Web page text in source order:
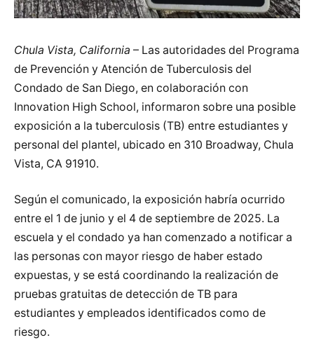
Chula Vista, California – Las autoridades del Programa
de Prevención y Atención de Tuberculosis del
Condado de San Diego, en colaboración con
Innovation High School, informaron sobre una posible
exposición a la tuberculosis (TB) entre estudiantes y
personal del plantel, ubicado en 310 Broadway, Chula
Vista, CA 91910.
Según el comunicado, la exposición habría ocurrido
entre el 1 de junio y el 4 de septiembre de 2025. La
escuela y el condado ya han comenzado a notificar a
las personas con mayor riesgo de haber estado
expuestas, y se está coordinando la realización de
pruebas gratuitas de detección de TB para
estudiantes y empleados identificados como de
riesgo.